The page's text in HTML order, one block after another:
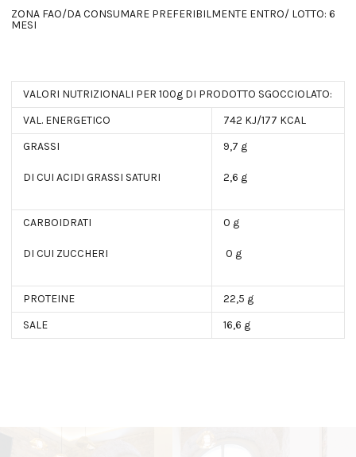
ZONA FAO/DA CONSUMARE PREFERIBILMENTE ENTRO/ LOTTO: 6
MESI
VALORI NUTRIZIONALI PER 100g DI PRODOTTO SGOCCIOLATO:
VAL. ENERGETICO
742 KJ/177 KCAL
GRASSI
DI CUI ACIDI GRASSI SATURI
9,7 g
2,6 g
CARBOIDRATI
DI CUI ZUCCHERI
0 g
0 g
PROTEINE
22,5 g
SALE
16,6 g